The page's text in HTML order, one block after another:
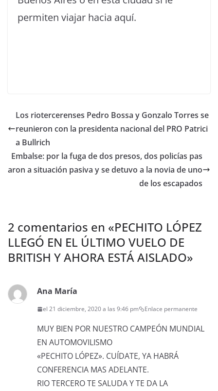
permiten viajar hacia aquí.
Los riotercerenses Pedro Bossa y Gonzalo Torres se
reunieron con la presidenta nacional del PRO Patrici
a Bullrich
Embalse: por la fuga de dos presos, dos policías pas
aron a situación pasiva y se detuvo a la novia de uno
de los escapados
2 comentarios en «PECHITO LÓPEZ
LLEGÓ EN EL ÚLTIMO VUELO DE
BRITISH Y AHORA ESTÁ AISLADO»
Ana María
el 21 diciembre, 2020 a las 9:46 pm Enlace permanente
MUY BIEN POR NUESTRO CAMPEÓN MUNDIAL
EN AUTOMOVILISMO
«PECHITO LÓPEZ». CUÍDATE, YA HABRÁ
CONFERENCIA MAS ADELANTE.
RIO TERCERO TE SALUDA Y TE DA LA